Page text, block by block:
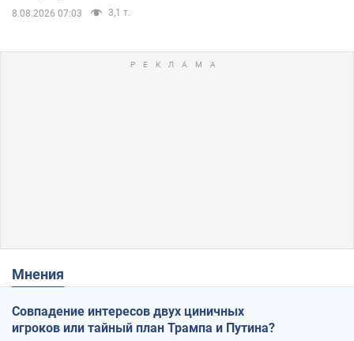
8.08.2026 07:03 3,1 т.
Мнения
Совпадение интересов двух циничных
игроков или тайный план Трампа и Путина?